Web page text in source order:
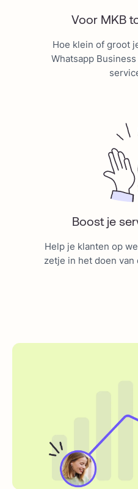
Voor MKB
Hoe klein of groot
Whatsapp
Boost je
Help je klanten op
zetje in het doen van